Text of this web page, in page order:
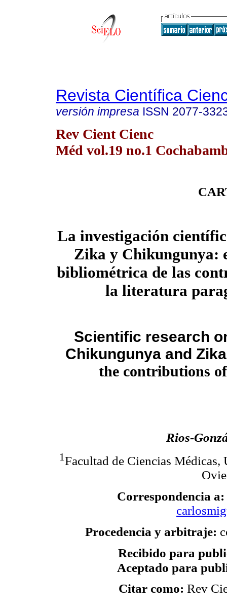
Revista Científica
versión impresa ISSN 2077-
Rev Cient Cienc
Méd vol.19 no.1
La investigación
Zika y Chikungunya:
bibliométrica de las
la literatura
Scientific research
Chikungunya and
the contributions
Rios-
1Facultad de Ciencias
Correspondencia a:
Procedencia y arbitraje:
Recibido para
Aceptado para
Citar como: Rev